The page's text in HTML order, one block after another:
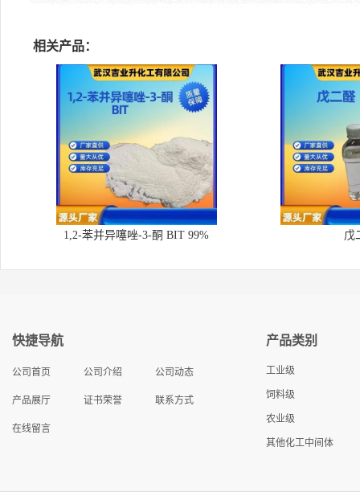
相关产品：
1,2-苯并异噻唑-3-酮 BIT 99% 戊
快捷导航
公司首页 公司介绍 公司动态
产品展厅 证书荣誉 联系方式
在线留言
产品类别
工业级
饲料级
农业级
其他化工中间体